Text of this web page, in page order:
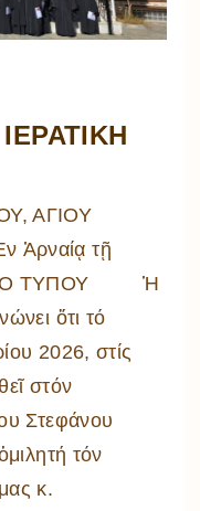
ΑΓΙΟΥ
Ἀρναίᾳ τῇ
ΤΥΠΟΥ Ἡ
ὅτι τό
2026, στίς
στόν
Στεφάνου
τόν
κ.